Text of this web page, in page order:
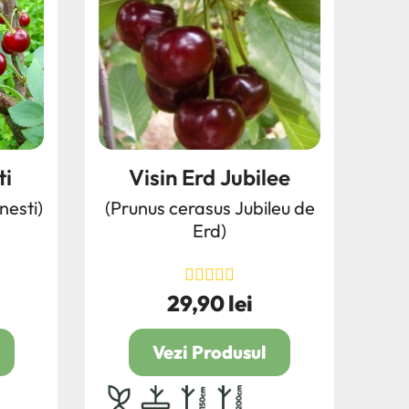
Visin Erd Jubilee
(Prunus cerasus Jubileu de
Erd)
Pret
29,90 lei
Vezi Produsul
radacina ambalata
4L 100/150150/200